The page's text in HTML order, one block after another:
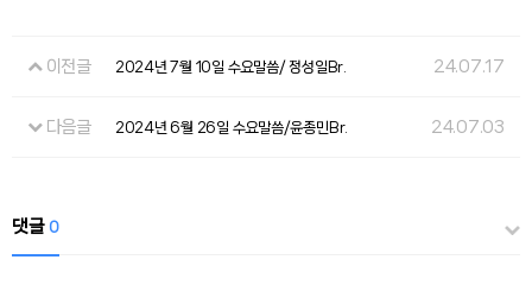
이전글 2024년 7월 10일 수요말씀/ 정성일Br. 24.07.17
다음글 2024년 6월 26일 수요말씀/윤종민Br. 24.07.03
댓글 0